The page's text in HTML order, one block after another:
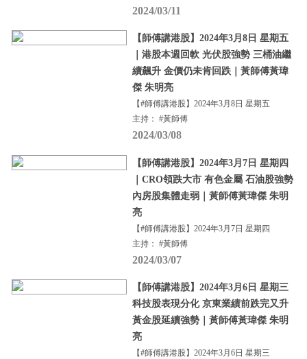
2024/03/11
【師傅講港股】2024年3月8日 星期五
｜港股本週回軟 光伏股強勢 三桶油繼
續飆升 金價仍未肯回跌｜黃師傅黃瑋
傑 朱明亮
【#師傅講港股】2024年3月8日 星期五
主持： #黃師傅
2024/03/08
【師傅講港股】2024年3月7日 星期四
｜CRO領跌大市 有色金屬 石油股強勢
內房股集體走弱｜黃師傅黃瑋傑 朱明
亮
【#師傅講港股】2024年3月7日 星期四
主持： #黃師傅
2024/03/07
【師傅講港股】2024年3月6日 星期三
科技股表現分化 京東業績前跌完又升
黃金股延續強勢｜黃師傅黃瑋傑 朱明
亮
【#師傅講港股】2024年3月6日 星期三